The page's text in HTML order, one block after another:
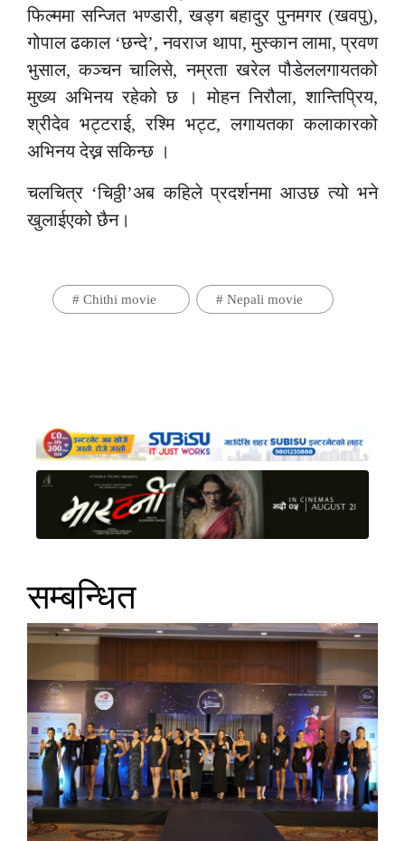
फिल्ममा सन्जित भण्डारी, खड्ग बहादुर पुनमगर (खवपु),
गोपाल ढकाल ‘छन्दे’, नवराज थापा, मुस्कान लामा, प्रवण
भुसाल, कञ्चन चालिसे, नम्रता खरेल पौडेललगायतको
मुख्य अभिनय रहेको छ । मोहन निरौला, शान्तिप्रिय,
श्रीदेव भट्टराई, रश्मि भट्ट, लगायतका कलाकारको
अभिनय देख्न सकिन्छ ।
चलचित्र ‘चिठ्ठी’अब कहिले प्रदर्शनमा आउछ त्यो भने
खुलाईएको छैन।
# Chithi movie # Nepali movie
सम्बन्धित